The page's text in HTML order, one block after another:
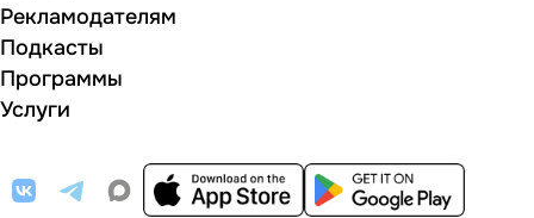
Рекламодателям
Подкасты
Программы
Услуги